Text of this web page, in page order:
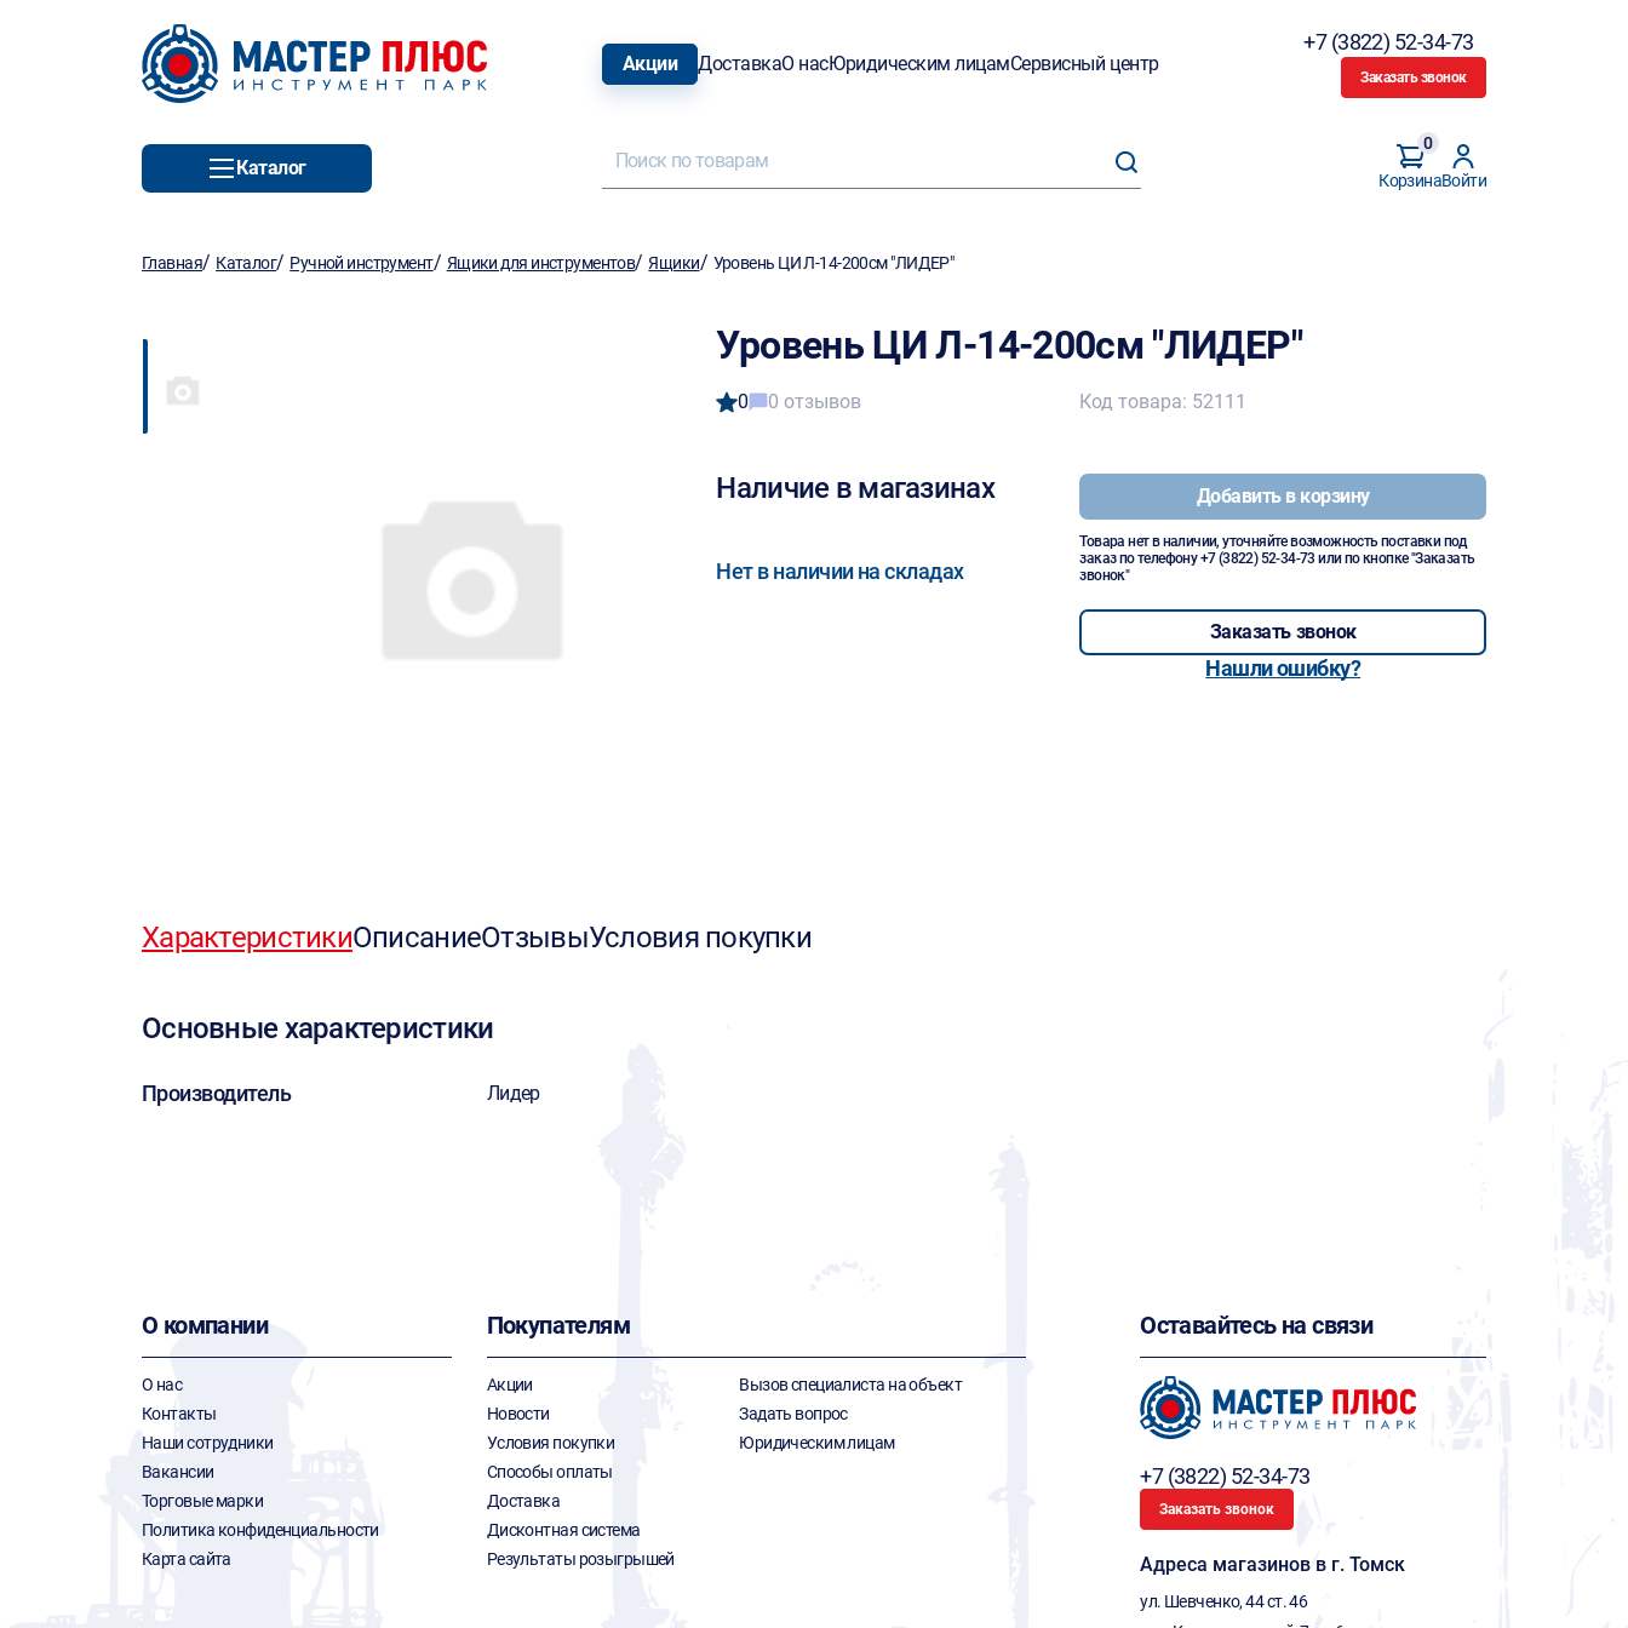
Акции ДоставкаО насЮридическим лицамСервисный центр
+7 (3822) 52-34-73
Заказать звонок
Каталог
Корзина
0
Войти
Главная/ Каталог/ Ручной инструмент/ Ящики для инструментов/Ящики/ Уровень ЦИ Л-14-200см "ЛИДЕР"
Уровень ЦИ Л-14-200см "ЛИДЕР"
0 0 отзывов
Наличие в магазинах
Нет в наличии на складах
Код товара: 52111
Добавить в корзину
Товара нет в наличии, уточняйте возможность поставки под
заказ по телефону+7 (3822) 52-34-73 или по кнопке "Заказать
звонок"
Заказать звонок
Нашли ошибку?
ХарактеристикиОписаниеОтзывыУсловия покупки
Основные характеристики
Производитель Лидер
О компании
О нас
Контакты
Наши сотрудники
Вакансии
Торговые марки
Политика конфиденциальности
Карта сайта
Покупателям
Акции
Новости
Условия покупки
Способы оплаты
Доставка
Дисконтная система
Результаты розыгрышей
Вызов специалиста на объект
Задать вопрос
Юридическим лицам
Оставайтесь на связи
+7 (3822) 52-34-73
Заказать звонок
Адреса магазинов в г. Томск
ул. Шевченко, 44 ст. 46